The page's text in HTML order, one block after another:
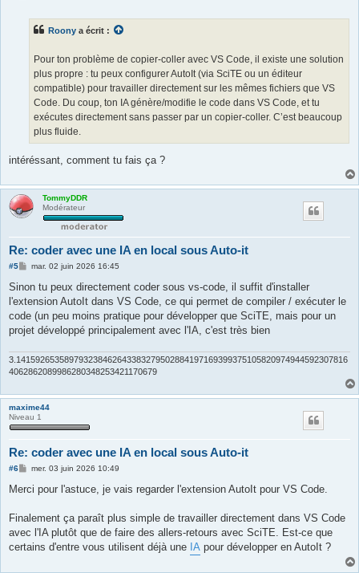
Roony a écrit :
Pour ton problème de copier-coller avec VS Code, il existe une solution
plus propre : tu peux configurer AutoIt (via SciTE ou un éditeur
compatible) pour travailler directement sur les mêmes fichiers que VS
Code. Du coup, ton IA génère/modifie le code dans VS Code, et tu
exécutes directement sans passer par un copier-coller. C’est beaucoup
plus fluide.
intéréssant, comment tu fais ça ?
TommyDDR
Modérateur
Re: coder avec une IA en local sous Auto-it
#5
M
s
a
g
mar. 02 juin 2026 16:45
Sinon tu peux directement coder sous vs-code, il suffit d'installer
l'extension AutoIt dans VS Code, ce qui permet de compiler / exécuter le
code (un peu moins pratique pour développer que SciTE, mais pour un
projet développé principalement avec l'IA, c'est très bien
3.141592653589793238462643383279502884197169399375105820974944592307816
4062862089986280348253421170679
maxime44
Niveau 1
Re: coder avec une IA en local sous Auto-it
#6
M
s
g
mer. 03 juin 2026 10:49
Merci pour l'astuce, je vais regarder l'extension AutoIt pour VS Code.
Finalement ça paraît plus simple de travailler directement dans VS Code
avec l'IA plutôt que de faire des allers-retours avec SciTE. Est-ce que
certains d'entre vous utilisent déjà une IA pour développer en AutoIt ?